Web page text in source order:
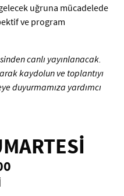
uğruna mücadelede
ve program
canlı yayınlanacak.
kaydolun ve toplantıyı
duyurmamıza yardımcı